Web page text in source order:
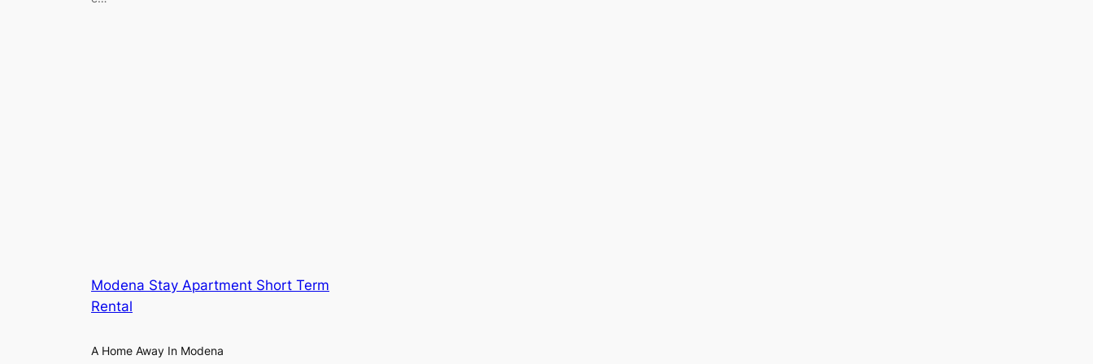
Modena Stay Apartment Short Term
Rental
A Home Away In Modena